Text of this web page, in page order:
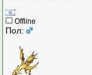
Offline
Пол: